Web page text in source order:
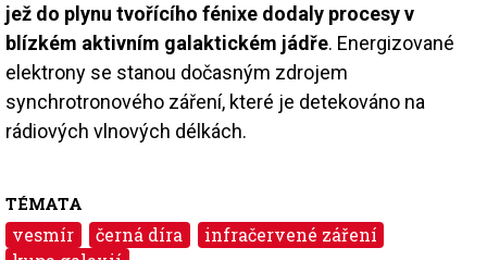
jež do plynu tvořícího fénixe dodaly procesy v
blízkém aktivním galaktickém jádře. Energizované
elektrony se stanou dočasným zdrojem
synchrotronového záření, které je detekováno na
rádiových vlnových délkách.
TÉMATA
vesmír černá díra
infračervené záření